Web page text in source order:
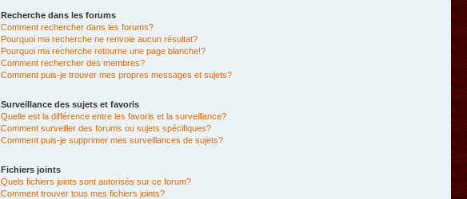
Recherche dans les forums
Comment rechercher dans les forums?
Pourquoi ma recherche ne renvoie aucun résultat?
Pourquoi ma recherche retourne une page blanche!?
Comment rechercher des membres?
Comment puis-je trouver mes propres messages et sujets?
Surveillance des sujets et favoris
Quelle est la différence entre les favoris et la surveillance?
Comment surveiller des forums ou sujets spécifiques?
Comment puis-je supprimer mes surveillances de sujets?
Fichiers joints
Quels fichiers joints sont autorisés sur ce forum?
Comment trouver tous mes fichiers joints?